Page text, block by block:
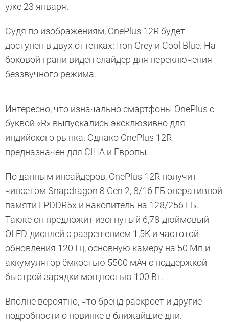
уже 23 января.
Судя по изображениям, OnePlus 12R будет
доступен в двух оттенках: Iron Grey и Cool Blue. На
боковой грани виден слайдер для переключения
беззвучного режима.
Интересно, что изначально смартфоны OnePlus с
буквой «R» выпускались эксклюзивно для
индийского рынка. Однако OnePlus 12R
предназначен для США и Европы.
По данным инсайдеров, OnePlus 12R получит
чипсетом Snapdragon 8 Gen 2, 8/16 ГБ оперативной
памяти LPDDR5x и накопитель на 128/256 ГБ.
Также он предложит изогнутый 6,78-дюймовый
OLED-дисплей с разрешением 1,5K и частотой
обновления 120 Гц, основную камеру на 50 Мп и
аккумулятор ёмкостью 5500 мАч с поддержкой
быстрой зарядки мощностью 100 Вт.
Вполне вероятно, что бренд раскроет и другие
подробности о новинке в ближайшие дни.